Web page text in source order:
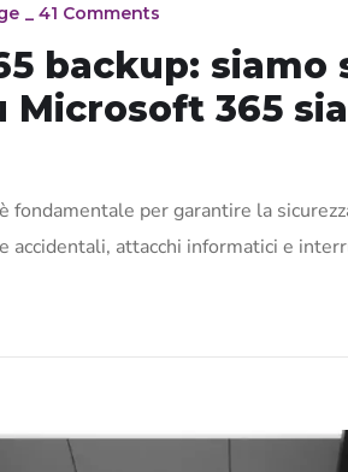
41 Comments
backup: siamo
Microsoft 365
fondamentale per garantire la
accidentali, attacchi informatici e